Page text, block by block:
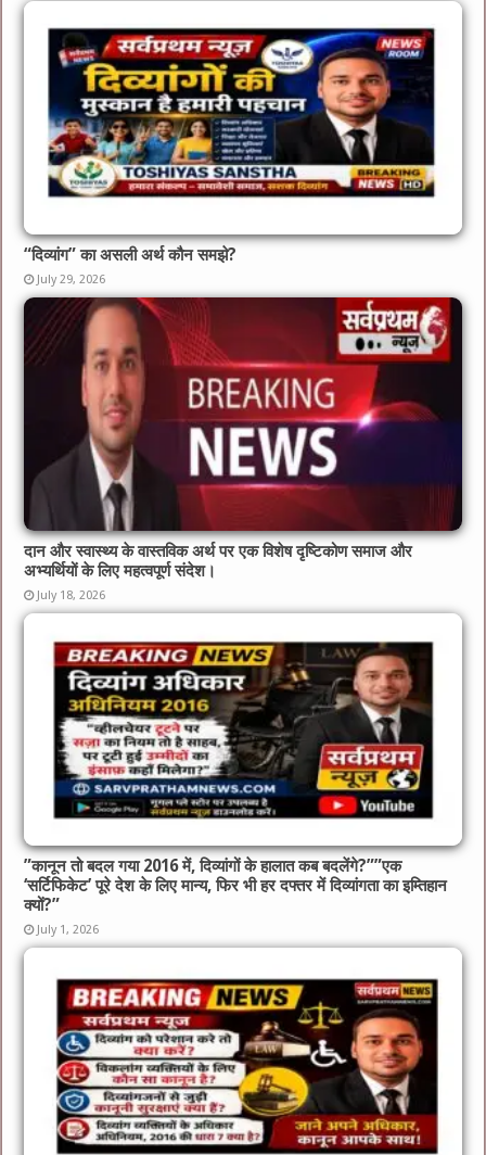
“दिव्यांग” का असली अर्थ कौन समझे?
July 29, 2026
दान और स्वास्थ्य के वास्तविक अर्थ पर एक विशेष दृष्टिकोण समाज और
अभ्यर्थियों के लिए महत्वपूर्ण संदेश।
July 18, 2026
​”कानून तो बदल गया 2016 में, दिव्यांगों के हालात कब बदलेंगे?”​”एक
‘सर्टिफिकेट’ पूरे देश के लिए मान्य, फिर भी हर दफ्तर में दिव्यांगता का इम्तिहान
क्यों?”
July 1, 2026